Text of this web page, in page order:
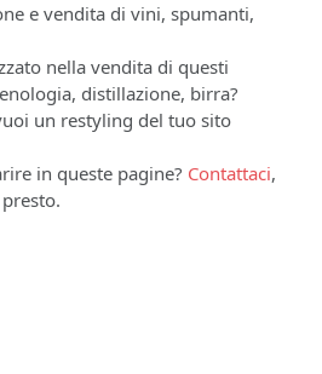
e vendita di vini, spumanti,
nella vendita di questi
distillazione, birra?
un restyling del tuo sito
in queste pagine? Contattaci,